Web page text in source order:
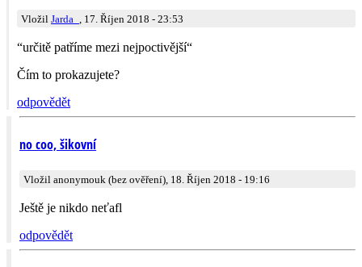
Vložil Jarda_ , 17. Říjen 2018 - 23:53
“určitě patříme mezi nejpoctivější“
Čím to prokazujete?
odpovědět
no coo, šikovní
Vložil anonymouk (bez ověření), 18. Říjen 2018 - 19:16
Ještě je nikdo neťafl
odpovědět